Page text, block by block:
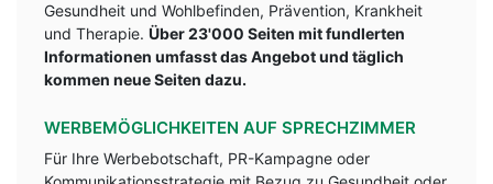
Gesundheit und Wohlbefinden, Prävention, Krankheit
und Therapie. Über 23'000 Seiten mit fundlerten
Informationen umfasst das Angebot und täglich
kommen neue Seiten dazu.
WERBEMÖGLICHKEITEN AUF SPRECHZIMMER
Für Ihre Werbebotschaft, PR-Kampagne oder